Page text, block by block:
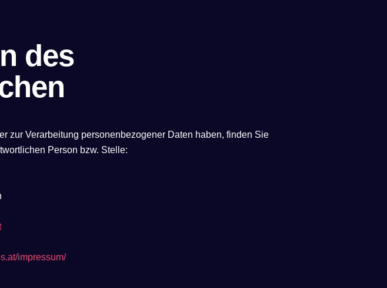
des
zur Verarbeitung personenbezogener Daten haben, finden Sie
Person bzw. Stelle:
impressum/